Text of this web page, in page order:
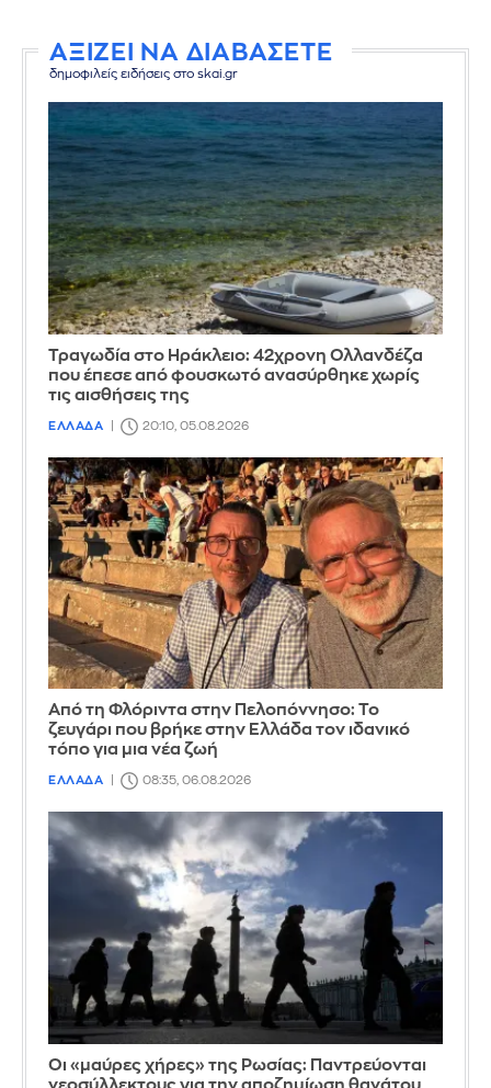
ΑΞΙΖΕΙ ΝΑ ΔΙΑΒΑΣΕΤΕ
δημοφιλείς ειδήσεις στο skai.gr
Τραγωδία στο Ηράκλειο: 42χρονη Ολλανδέζα
που έπεσε από φουσκωτό ανασύρθηκε χωρίς
τις αισθήσεις της
ΕΛΛΑΔΑ 20:10, 05.08.2026
Από τη Φλόριντα στην Πελοπόννησο: Το
ζευγάρι που βρήκε στην Ελλάδα τον ιδανικό
τόπο για μια νέα ζωή
ΕΛΛΑΔΑ 08:35, 06.08.2026
Οι «μαύρες χήρες» της Ρωσίας: Παντρεύονται